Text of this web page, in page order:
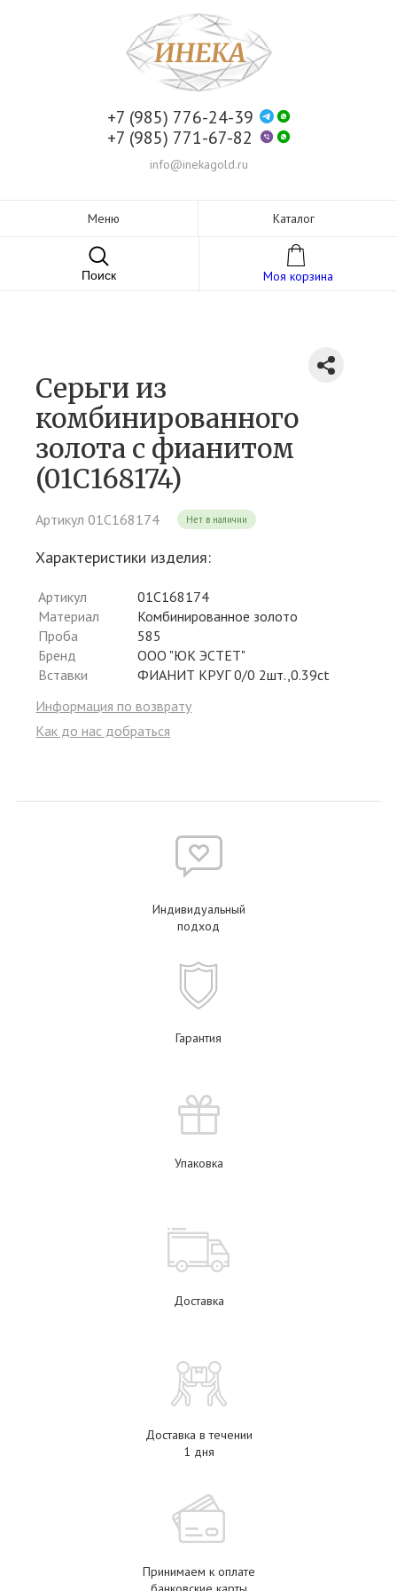
+7 (985) 776-24-39
+7 (985) 771-67-82
info@inekagold.ru
Меню Каталог
Поиск Моя корзина
Серьги из
комбинированного
золота c фианитом
(01С168174)
Артикул 01С168174 Нет в наличии
Характеристики изделия:
Артикул
01С168174
Материал
Комбинированное золото
Проба
585
Бренд
ООО "ЮК ЭСТЕТ"
Вставки
ФИАНИТ КРУГ 0/0 2шт.,0.39ct
Информация по возврату
Как до нас добраться
Индивидуальный
подход
Гарантия
Упаковка
Доставка
Доставка в течении
1 дня
Принимаем к оплате